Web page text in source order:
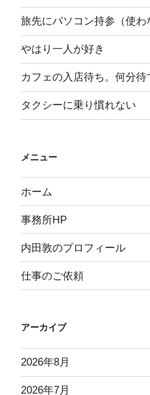
旅先にパソコン持参（使わ
やはり一人が好き
カフェの入店待ち。何分待
タクシーに乗り慣れない
メニュー
ホーム
事務所HP
内田敦のプロフィール
仕事のご依頼
アーカイブ
2026年8月
2026年7月